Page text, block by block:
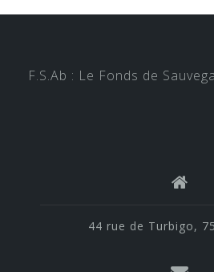
F.S.Ab : Le Fonds de
44 rue de Turbigo,